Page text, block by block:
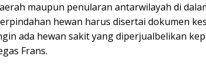
maupun penularan antarwilayah di
hewan harus disertai dokumen
ada hewan sakit yang diperjualbelikan
Frans.